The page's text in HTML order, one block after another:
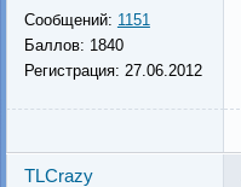
Сообщений: 1151
Баллов: 1840
Регистрация: 27.06.2012
TLCrazy